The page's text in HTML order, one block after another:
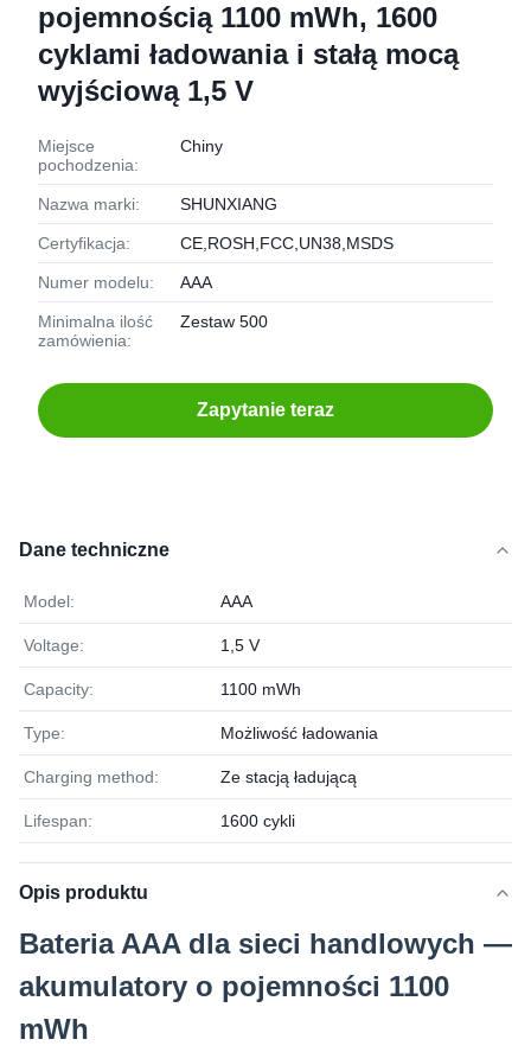
pojemnością 1100 mWh, 1600
cyklami ładowania i stałą mocą
wyjściową 1,5 V
Miejsce
pochodzenia:
Chiny
Nazwa marki: SHUNXIANG
Certyfikacja: CE,ROSH,FCC,UN38,MSDS
Numer modelu: AAA
Minimalna ilość
zamówienia:
Zestaw 500
Zapytanie teraz
Dane techniczne
Model: AAA
Voltage: 1,5 V
Capacity: 1100 mWh
Type: Możliwość ładowania
Charging method: Ze stacją ładującą
Lifespan: 1600 cykli
Opis produktu
Bateria AAA dla sieci handlowych —
akumulatory o pojemności 1100
mWh